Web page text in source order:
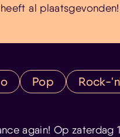
al
Pop Rock-
again! Op